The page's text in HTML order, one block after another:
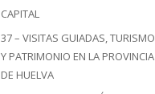
CAPITAL
37 – VISITAS GUIADAS, TURISMO
Y PATRIMONIO EN LA PROVINCIA
DE HUELVA